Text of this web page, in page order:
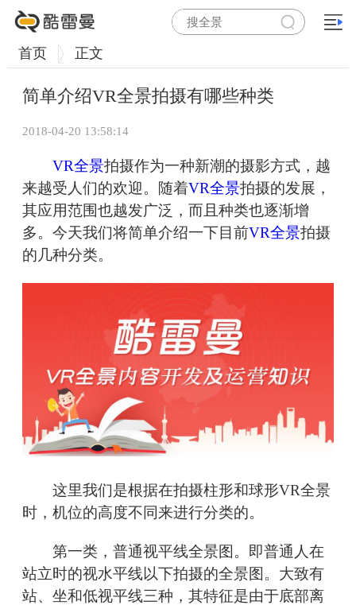
首页 正文
简单介绍VR全景拍摄有哪些种类
2018-04-20 13:58:14
VR全景拍摄作为一种新潮的摄影方式，越
来越受人们的欢迎。随着VR全景拍摄的发展，
其应用范围也越发广泛，而且种类也逐渐增
多。今天我们将简单介绍一下目前VR全景拍摄
的几种分类。
这里我们是根据在拍摄柱形和球形VR全景
时，机位的高度不同来进行分类的。
第一类，普通视平线全景图。即普通人在
站立时的视水平线以下拍摄的全景图。大致有
站、坐和低视平线三种，其特征是由于底部离